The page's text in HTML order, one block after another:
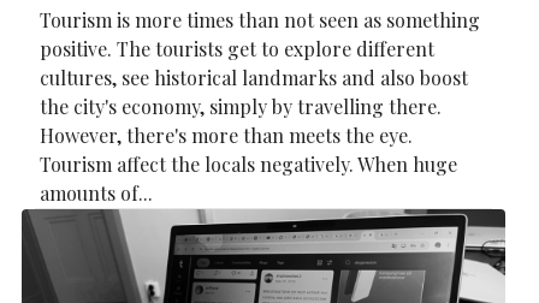
Tourism is more times than not seen as something
positive. The tourists get to explore different
cultures, see historical landmarks and also boost
the city's economy, simply by travelling there.
However, there's more than meets the eye.
Tourism affect the locals negatively. When huge
amounts of...